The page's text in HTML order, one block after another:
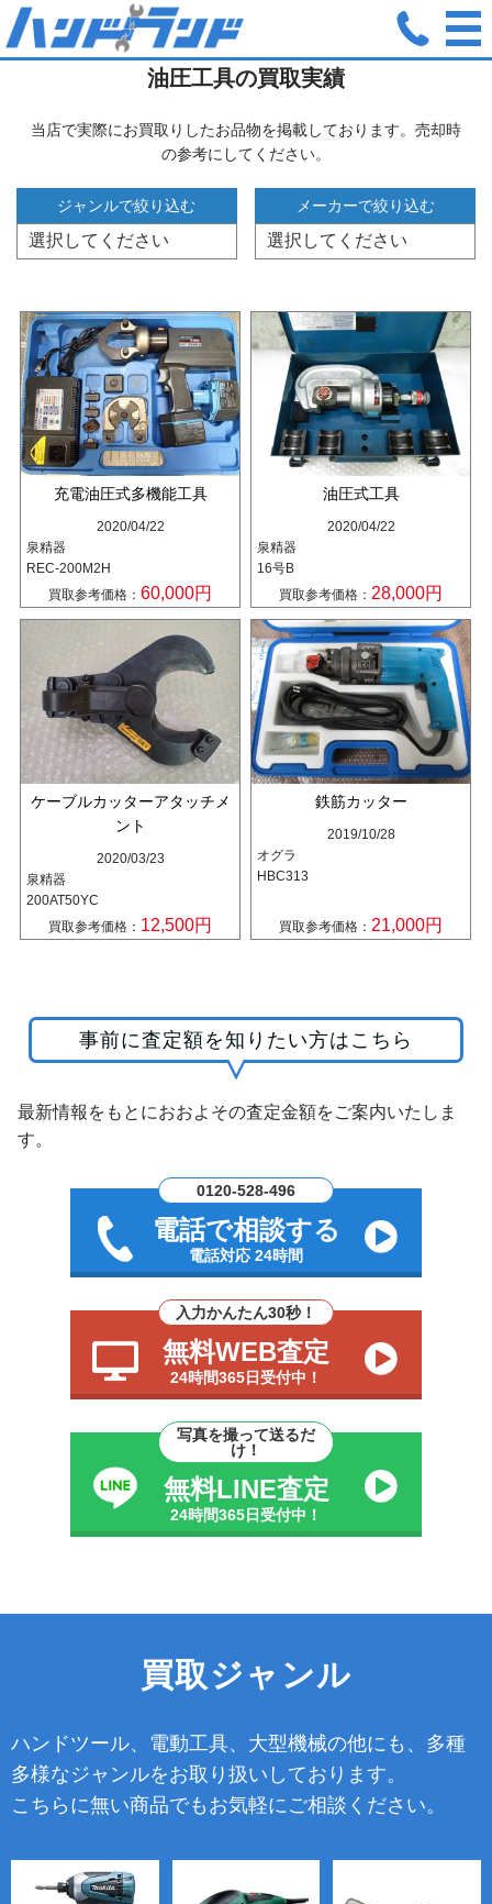
ホーム 油圧工具
油圧工具の買取実績
当店で実際にお買取りしたお品物を掲載しております。売却時
の参考にしてください。
ジャンルで絞り込む メーカーで絞り込む
充電油圧式多機能工具
2020/04/22
泉精器
REC-200M2H
買取参考価格： 60,000円
油圧式工具
2020/04/22
泉精器
16号B
買取参考価格： 28,000円
ケーブルカッターアタッチメ
ント
2020/03/23
泉精器
200AT50YC
買取参考価格： 12,500円
鉄筋カッター
2019/10/28
オグラ
HBC313
買取参考価格： 21,000円
事前に査定額を知りたい方はこちら
最新情報をもとにおおよその査定金額をご案内いたしま
す。
0120-528-496
電話で相談する
電話対応 24時間
入力かんたん30秒！
無料WEB査定
24時間365日受付中！
写真を撮って送るだ
け！
無料LINE査定
24時間365日受付中！
買取ジャンル
ハンドツール、電動工具、大型機械の他にも、多種
多様なジャンルをお取り扱いしております。
こちらに無い商品でもお気軽にご相談ください。